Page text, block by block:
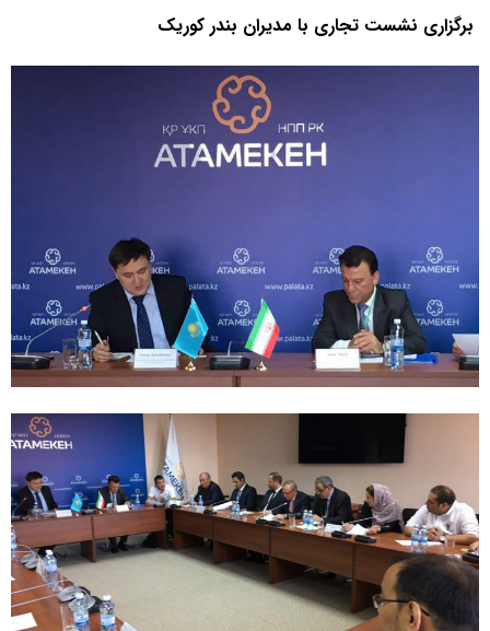
برگزاری نشست تجاری با مدیران بندر کوریک